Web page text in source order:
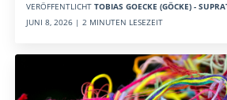
VERÖFFENTLICHT TOBIAS GOECKE (GÖCKE) -
JUNI 8, 2026 | 2 MINUTEN LESEZEIT